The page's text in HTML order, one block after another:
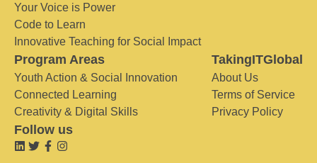
Your Voice is Power
Code to Learn
Innovative Teaching for Social Impact
Program Areas
Youth Action & Social Innovation
Connected Learning
Creativity & Digital Skills
TakingITGlobal
About Us
Terms of Service
Privacy Policy
Follow us